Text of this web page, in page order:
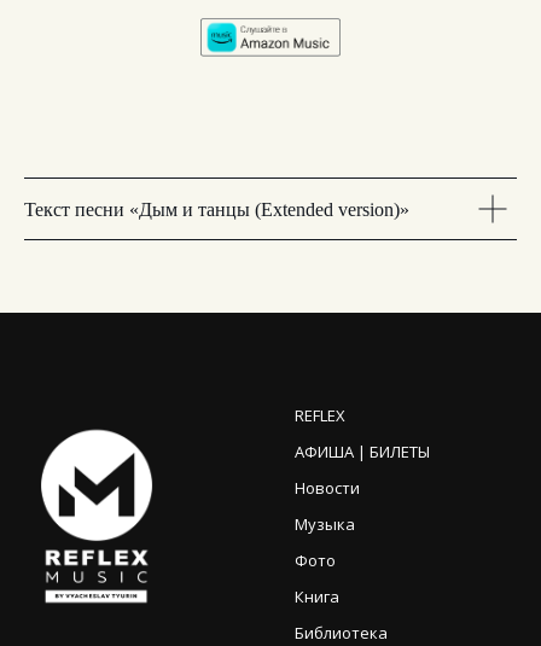
Текст песни «Дым и танцы (Extended version)»
REFLEX
АФИША | БИЛЕТЫ
Новости
Музыка
Фото
Книга
Библиотека